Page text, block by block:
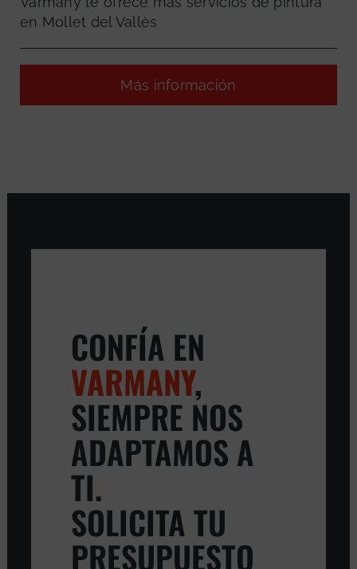
en Mollet del Vallès
Más información
CONFÍA EN
VARMANY,
SIEMPRE NOS
ADAPTAMOS A
TI.
SOLICITA TU
PRESUPUESTO